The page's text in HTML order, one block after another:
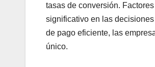
tasas de conversión.
significativo en las
de pago eficiente, las
único.